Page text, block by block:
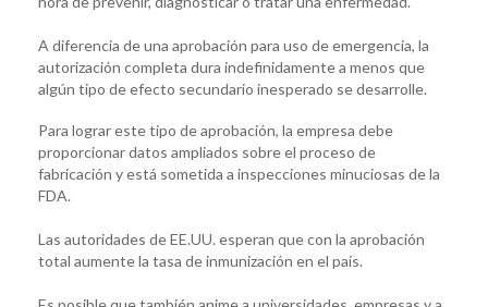
A diferencia de una aprobación para uso de emergencia, la
autorización completa dura indefinidamente a menos que
algún tipo de efecto secundario inesperado se desarrolle.
Para lograr este tipo de aprobación, la empresa debe
proporcionar datos ampliados sobre el proceso de
fabricación y está sometida a inspecciones minuciosas de la
FDA.
Las autoridades de EE.UU. esperan que con la aprobación
total aumente la tasa de inmunización en el país.